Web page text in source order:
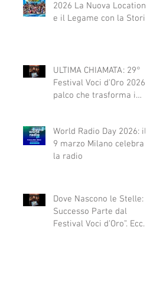
2026 La Nuova Location
e il Legame con la Storia
ULTIMA CHIAMATA: 29°
Festival Voci d'Oro 2026 Il
palco che trasforma i
World Radio Day 2026: il
9 marzo Milano celebra
la radio
Dove Nascono le Stelle: Il
Successo Parte dal
Festival Voci d’Oro”. Ecco